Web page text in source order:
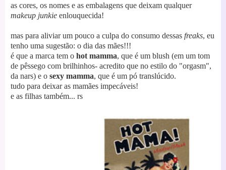
as cores, os nomes e as embalagens que deixam qualquer
makeup junkie enlouquecida!
mas para aliviar um pouco a culpa do consumo dessas freaks, eu
tenho uma sugestão: o dia das mães!!!
é que a marca tem o hot mamma, que é um blush (em um tom
de pêssego com brilhinhos- acredito que no estilo do "orgasm",
da nars) e o sexy mamma, que é um pó translúcido.
tudo para deixar as mamães impecáveis!
e as filhas também... rs